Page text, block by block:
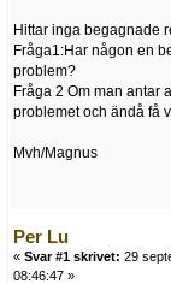
Hittar inga begagnade
Fråga1:Har någon en
problem?
Fråga 2 Om man antar
problemet och ändå få
Mvh/Magnus
Per Lu
« Svar #1 skrivet: 29
08:46:47 »